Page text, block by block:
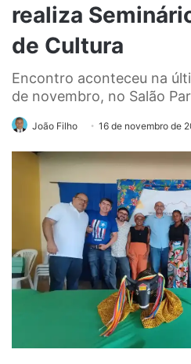
realiza
de Cultura
Encontro aconteceu na
de novembro, no Salão
João Filho 16 de novembro de